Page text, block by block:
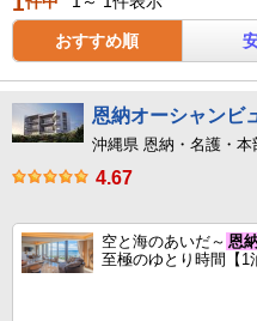
おすすめ順
恩納オーシャンビ
沖縄県 恩納・名護・本
4.67
空と海のあいだ～ 恩
至極のゆとり時間【1